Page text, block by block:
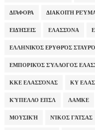
ΔΙΆΦΟΡΑ ΔΙΑΚΟΠΉ
ΕΙΔΉΣΕΙΣ ΕΛΑΣΣΌΝΑ
ΕΛΛΗΝΙΚΌΣ ΕΡΥΘΡΌΣ
ΕΜΠΟΡΙΚΌΣ ΣΎΛΛΟΓΟΣ
ΚΚΕ ΕΛΑΣΣΌΝΑΣ ΚΥ
ΚΎΠΕΛΛΟ ΕΠΣΛ ΛΑΜΚΕ
ΜΟΥΣΙΚΉ ΝΊΚΟΣ ΓΆΤΣΑΣ